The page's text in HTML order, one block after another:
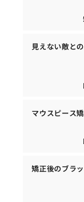
見えない敵と
マウスピース
矯正後のブラ